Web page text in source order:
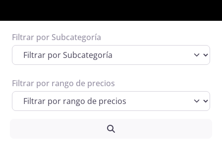
Espacio publicitario 1
Informacion de posibles prestadores o
Ver Más
Filtrar por Subcategoría
Filtrar por rango de precios